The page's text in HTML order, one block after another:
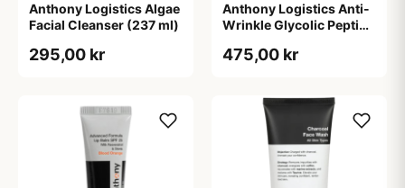
Anthony Logistics Algae
Facial Cleanser (237 ml)
295,00 kr
Anthony Logistics Anti-
Wrinkle Glycolic Peptide
475,00 kr